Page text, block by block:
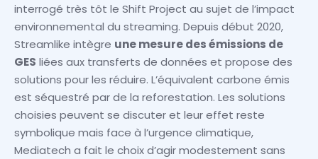
interrogé très tôt le Shift Project au sujet de l’impact
environnemental du streaming. Depuis début 2020,
Streamlike intègre une mesure des émissions de
GES liées aux transferts de données et propose des
solutions pour les réduire. L’équivalent carbone émis
est séquestré par de la reforestation. Les solutions
choisies peuvent se discuter et leur effet reste
symbolique mais face à l’urgence climatique,
Mediatech a fait le choix d’agir modestement sans